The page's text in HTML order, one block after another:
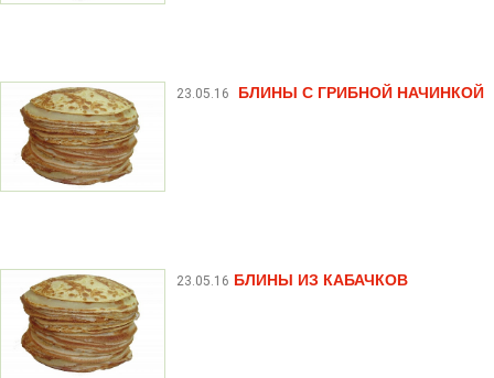
23.05.16 БЛИНЫ С ГРИБНОЙ НАЧИНКОЙ
23.05.16 БЛИНЫ ИЗ КАБАЧКОВ